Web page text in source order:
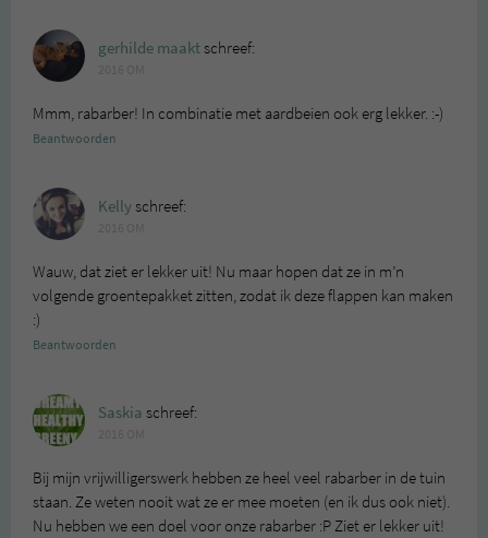
gerhilde maaktschreef:
Mmm, rabarber! In combinatie met aardbeien ook erg lekker. :-)
Beantwoorden
Kellyschreef:
Wauw, dat ziet er lekker uit! Nu maar hopen dat ze in m’n
volgende groentepakket zitten, zodat ik deze flappen kan maken
:)
Beantwoorden
Saskia schreef:
Bij mijn vrijwilligerswerk hebben ze heel veel rabarber in de tuin
staan. Ze weten nooit wat ze er mee moeten (en ik dus ook niet).
Nu hebben we een doel voor onze rabarber :P Ziet er lekker uit!